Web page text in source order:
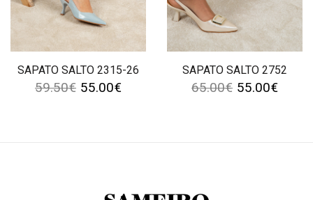
SAPATO SALTO 2315-26
59.50€ 55.00€
SAPATO SALTO 2752
65.00€ 55.00€